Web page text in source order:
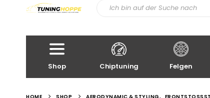
Shop Chiptuning Felgen